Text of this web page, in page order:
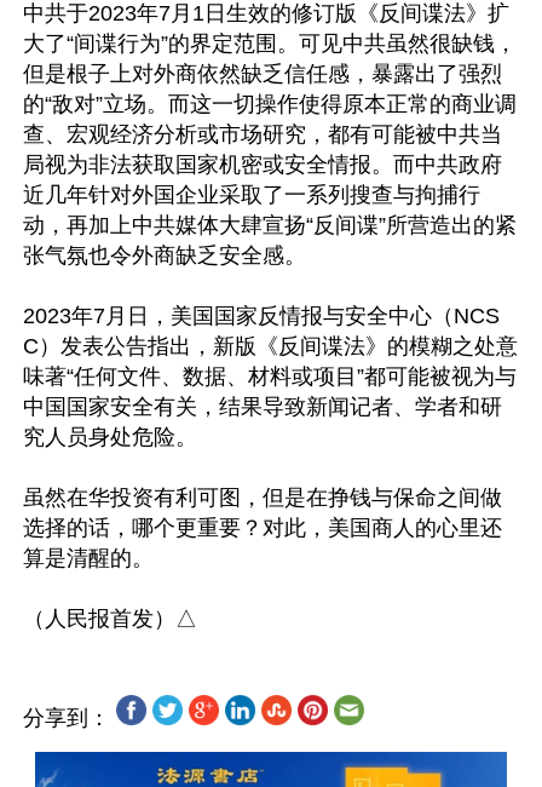
中共于2023年7月1日生效的修订版《反间谍法》扩
大了“间谍行为”的界定范围。可见中共虽然很缺钱，
但是根子上对外商依然缺乏信任感，暴露出了强烈
的“敌对”立场。而这一切操作使得原本正常的商业调
查、宏观经济分析或市场研究，都有可能被中共当
局视为非法获取国家机密或安全情报。而中共政府
近几年针对外国企业采取了一系列搜查与拘捕行
动，再加上中共媒体大肆宣扬“反间谍”所营造出的紧
张气氛也令外商缺乏安全感。
2023年7月日，美国国家反情报与安全中心（NCS
C）发表公告指出，新版《反间谍法》的模糊之处意
味著“任何文件、数据、材料或项目”都可能被视为与
中国国家安全有关，结果导致新闻记者、学者和研
究人员身处危险。
虽然在华投资有利可图，但是在挣钱与保命之间做
选择的话，哪个更重要？对此，美国商人的心里还
算是清醒的。
分享到：